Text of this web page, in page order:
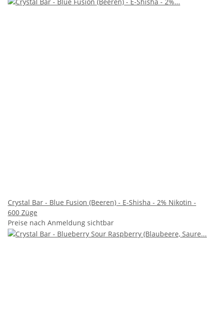
Crystal Bar - Blue Fusion (Beeren) - E-Shisha - 2% Nikotin -
600 Züge
Preise nach Anmeldung sichtbar